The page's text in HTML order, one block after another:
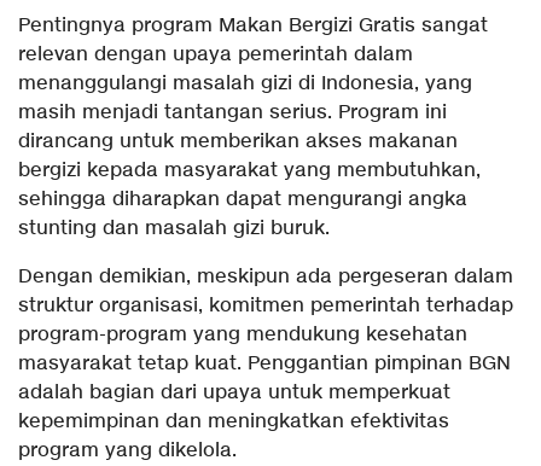
Pentingnya program Makan Bergizi Gratis sangat
relevan dengan upaya pemerintah dalam
menanggulangi masalah gizi di Indonesia, yang
masih menjadi tantangan serius. Program ini
dirancang untuk memberikan akses makanan
bergizi kepada masyarakat yang membutuhkan,
sehingga diharapkan dapat mengurangi angka
stunting dan masalah gizi buruk.
Dengan demikian, meskipun ada pergeseran dalam
struktur organisasi, komitmen pemerintah terhadap
program-program yang mendukung kesehatan
masyarakat tetap kuat. Penggantian pimpinan BGN
adalah bagian dari upaya untuk memperkuat
kepemimpinan dan meningkatkan efektivitas
program yang dikelola.